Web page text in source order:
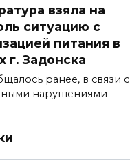
взяла на
ситуацию с
питания в
г. Задонска
ранее, в связи с
нарушениями